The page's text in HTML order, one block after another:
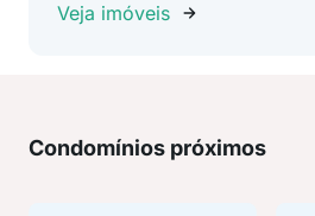
Veja imóveis
Condomínios próximos